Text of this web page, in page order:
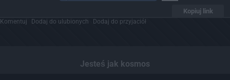
Kopiuj link
Komentuj Dodaj do ulubionych Dodaj do przyjaciół
Jesteś jak kosmos